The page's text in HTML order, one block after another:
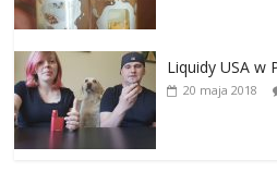
Liquidy USA w
20 maja 2018